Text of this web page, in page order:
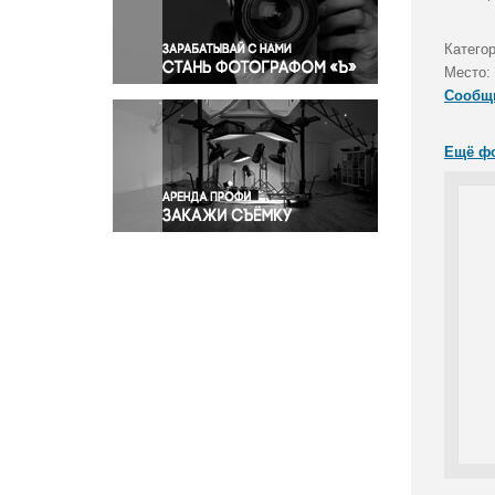
Правосудие
Происшествия и конфликты
Религия
Светская жизнь
Спорт
Экология
Экономика и бизнес
Место:
Ещё